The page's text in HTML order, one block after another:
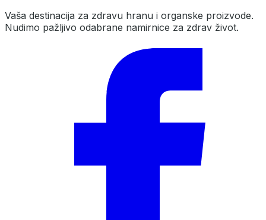
Vaša destinacija za zdravu hranu i organske proizvode.
Nudimo pažljivo odabrane namirnice za zdrav život.